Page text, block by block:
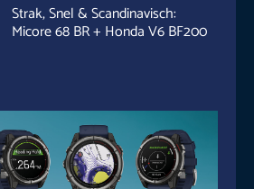
Strak, Snel & Scandinavisch:
Micore 68 BR + Honda V6 BF200